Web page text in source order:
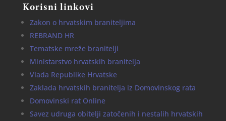
Korisni linkovi
Zakon o hrvatskim braniteljima
REBRAND HR
Tematske mreže branitelji
Ministarstvo hrvatskih branitelja
Vlada Republike Hrvatske
Zaklada hrvatskih branitelja iz Domovinskog rata
Domovinski rat Online
Savez udruga obitelji zatočenih i nestalih hrvatskih